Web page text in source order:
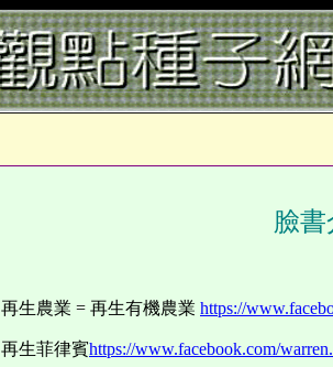
臉
再生農業 = 再生有機農業 https://
再生菲律賓https://www.facebook.com/